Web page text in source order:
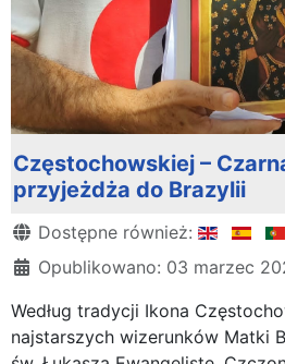
Częstochowskiej –
przyjeżdża do Brazylii
Szczegóły
Dostępne również:
Opublikowano: 03 marzec
Według tradycji Ikona
najstarszych wizerunków Matki